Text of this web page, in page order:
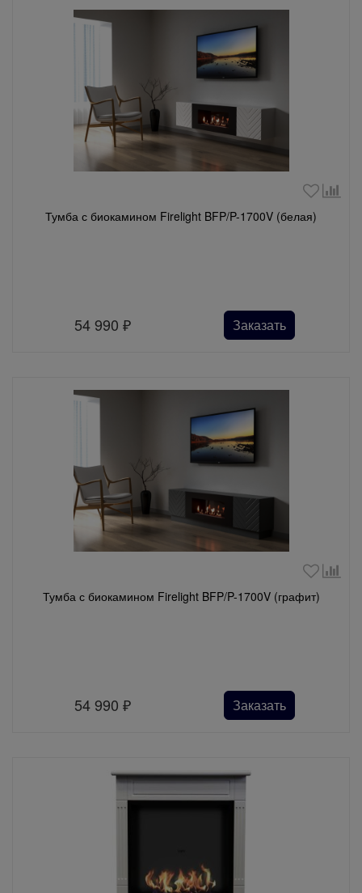
Тумба с биокамином Firelight BFP/P-1700V (белая)
54 990₽ Заказать
Тумба с биокамином Firelight BFP/P-1700V (графит)
54 990₽ Заказать